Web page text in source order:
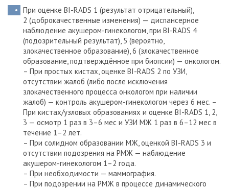
При оценке BI-RADS 1 (результат отрицательный),
2 (доброкачественные изменения) — диспансерное
наблюдение акушером-гинекологом, при BI-RADS 4
(подозрительный результат), 5 (вероятно,
злокачественное образование), 6 (злокачественное
образование, подтверждённое при биопсии) — онкологом.
– При простых кистах, оценке BI-RADS 2 по УЗИ,
отсутствии жалоб (либо после исключения
злокачественного процесса онкологом при наличии
жалоб) — контроль акушером-гинекологом через 6 мес. –
При кистах/узловых образованиях и оценке BI-RADS 1, 2,
3 — осмотр 1 раз в 3–6 мес и УЗИ МЖ 1 раз в 6–12 мес в
течение 1–2 лет.
– При солидном образовании МЖ, оценкой ­BI-RADS 3 и
отсутствии подозрения на РМЖ — наблюдение
акушером-гинекологом 1–2 года.
– При необходимости — маммография.
– При подозрении на РМЖ в процессе динамического